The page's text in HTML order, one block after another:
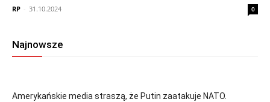
RP - 31.10.2024 0
Najnowsze
Amerykańskie media straszą, że Putin zaatakuje NATO.